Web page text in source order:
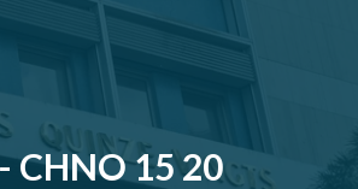
CHNO 15 20